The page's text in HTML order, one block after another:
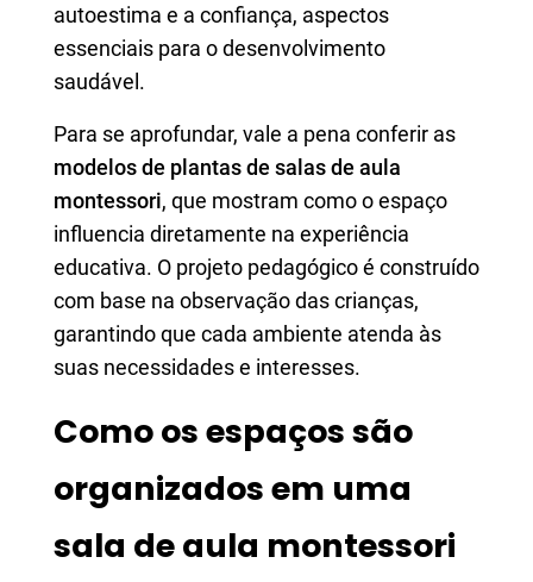
autoestima e a confiança, aspectos
essenciais para o desenvolvimento
saudável.
Para se aprofundar, vale a pena conferir as
modelos de plantas de salas de aula
montessori, que mostram como o espaço
influencia diretamente na experiência
educativa. O projeto pedagógico é construído
com base na observação das crianças,
garantindo que cada ambiente atenda às
suas necessidades e interesses.
Como os espaços são
organizados em uma
sala de aula montessori